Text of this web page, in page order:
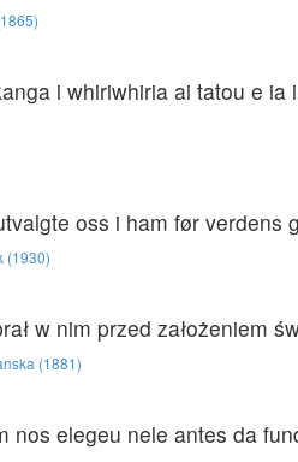
i whiriwhiria ai tatou e
oss i ham før
(1930)
w nim przed założeniem
(1881)
nos elegeu nele antes da